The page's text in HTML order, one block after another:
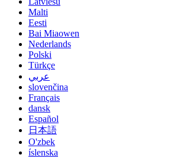
Malti
Eesti
Bai Miaowen
Nederlands
Polski
Türkçe
عربي
slovenčina
Français
dansk
Español
日本語
O'zbek
íslenska